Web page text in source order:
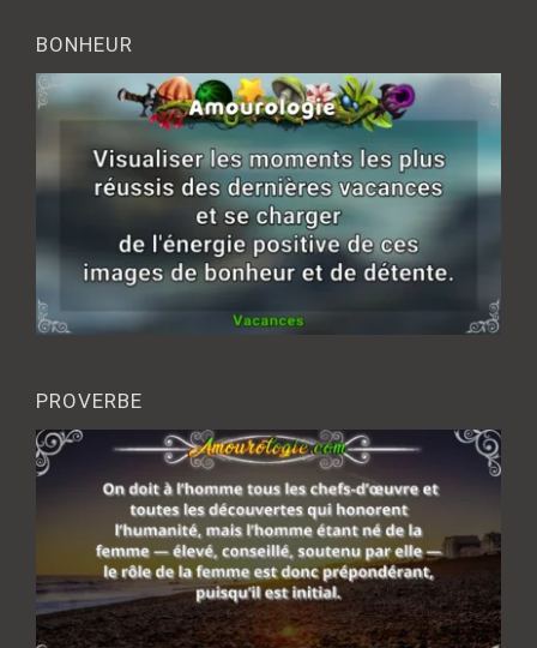
BONHEUR
PROVERBE